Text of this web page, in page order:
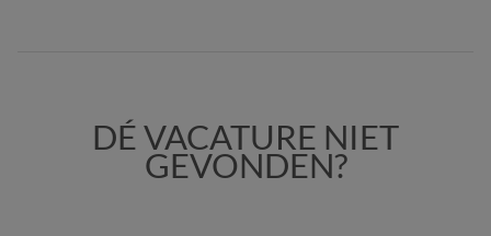
DÉ VACATURE NIET
GEVONDEN?